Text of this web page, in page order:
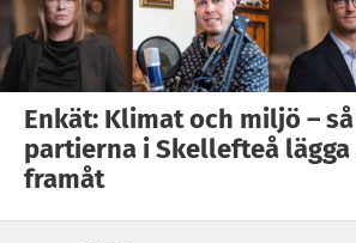
Enkät: Klimat och miljö –
partierna i Skellefteå
framåt